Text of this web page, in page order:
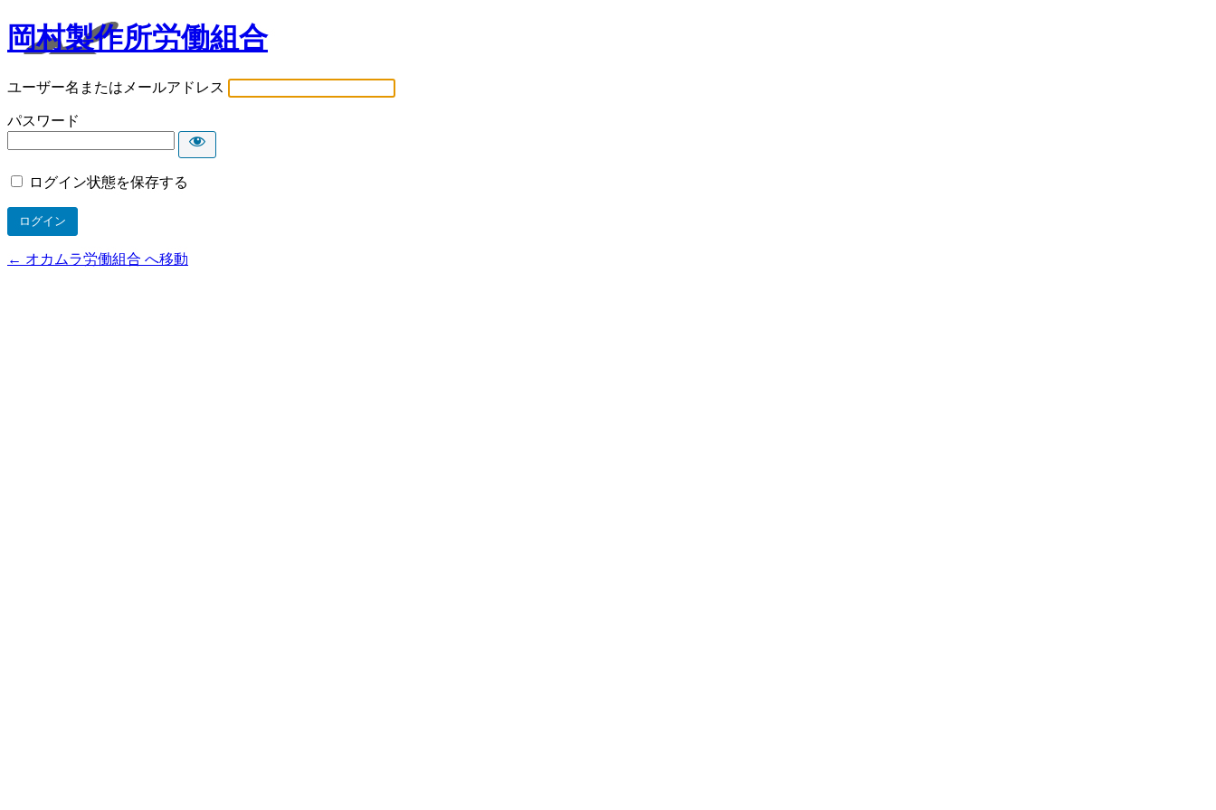
岡村製作所労働組合
ユーザー名またはメールアドレス
パスワード
ログイン状態を保存する
← オカムラ労働組合 へ移動